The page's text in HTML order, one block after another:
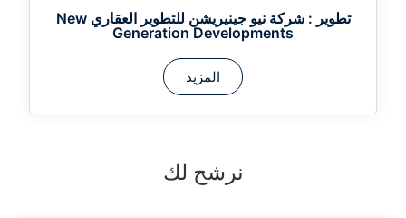
تطوير :
شركة نيو جينيريشن للتطوير العقاري New
Generation Developments
المزيد
نرشح لك